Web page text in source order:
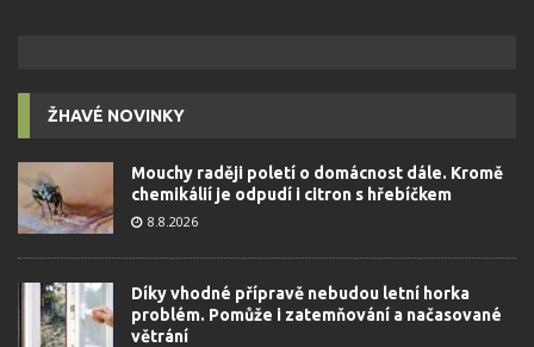
ŽHAVÉ NOVINKY
Mouchy raději poletí o domácnost dále. Kromě
chemikálií je odpudí i citron s hřebíčkem
8.8.2026
Díky vhodné přípravě nebudou letní horka
problém. Pomůže i zatemňování a načasované
větrání